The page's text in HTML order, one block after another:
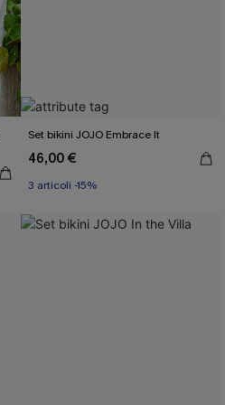
Set bikini JOJO Embrace It
46,00 €
3 articoli -15%
Miami Swim Week 2026